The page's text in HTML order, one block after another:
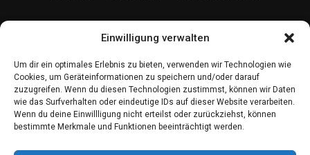
Einwilligung verwalten
Um dir ein optimales Erlebnis zu bieten, verwenden wir Technologien wie
Cookies, um Geräteinformationen zu speichern und/oder darauf
zuzugreifen. Wenn du diesen Technologien zustimmst, können wir Daten
wie das Surfverhalten oder eindeutige IDs auf dieser Website verarbeiten.
Wenn du deine Einwillligung nicht erteilst oder zurückziehst, können
bestimmte Merkmale und Funktionen beeinträchtigt werden.
2021 LeserEcho Verlag